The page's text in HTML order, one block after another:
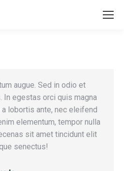
augue. Sed in odio et
In egestas orci quis magna
lobortis ante, nec eleifend
elementum, tempor nulla
sit amet tincidunt elit
senectus!